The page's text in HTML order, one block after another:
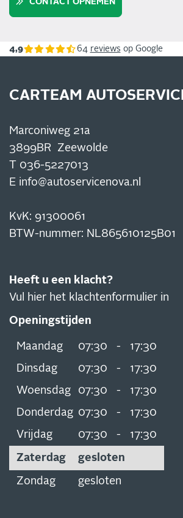
CONTACT OPNEMEN
4,9 64 reviews op Google
CARTEAM
Marconiweg 21a
3899BR Zeewolde
T 036-5227013
E info@autoservicenova.nl
KvK: 91300061
BTW-nummer: NL865610125B01
Heeft u een klacht?
Vul hier het klachtenformulier in
Openingstijden
Maandag 07:30 -
17:30
Dinsdag
07:30 -
17:30
Woensdag
07:30 -
17:30
Donderdag 07:30 -
17:30
Vrijdag
07:30 - 17:30
Zaterdag gesloten
Zondag gesloten